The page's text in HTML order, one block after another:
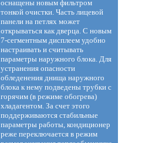
оснащены новым фильтром
тонкой очистки. Часть лицевой
панели на петлях может
открываться как дверца. С новым
7-сегментным дисплеем удобно
настраивать и считывать
параметры наружного блока. Для
устранения опасности
обледенения днища наружного
блока к нему подведены трубки с
горячим (в режиме обогрева)
хладагентом. За счет этого
поддерживаются стабильные
параметры работы, кондиционер
реже переключается в режим